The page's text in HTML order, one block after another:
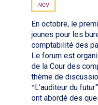
NOV
En octobre, le
jeunes pour les
comptabilité des
Le forum est
de la Cour des
thème de
‟L’auditeur du
ont abordé des